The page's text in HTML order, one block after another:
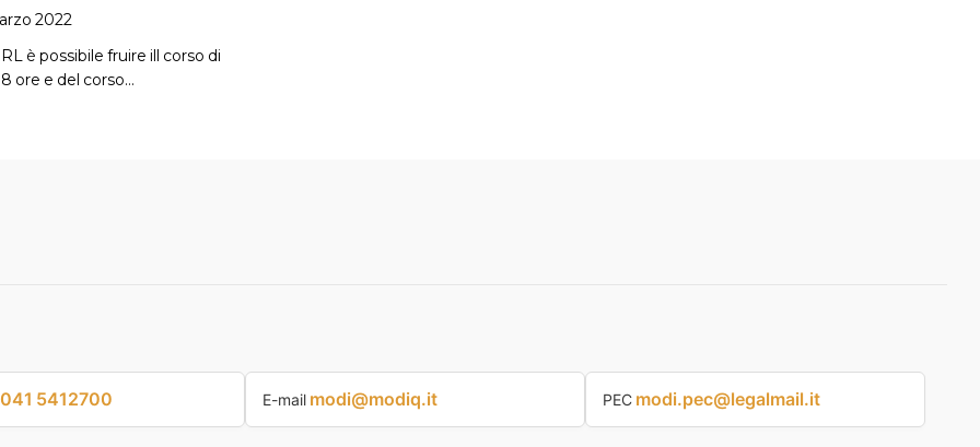
2022
è possibile fruire ill corso di
ore e del corso…
041 5412700 E-mail modi@modiq.it PEC modi.pec@legalmail.it